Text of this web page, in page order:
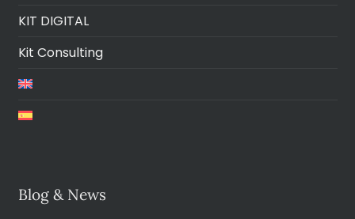
KIT DIGITAL
Kit Consulting
Blog & News